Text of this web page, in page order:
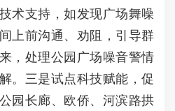
术支持，如发现广场舞噪
上前沟通、劝阻，引导群
，处理公园广场噪音警情
。三是试点科技赋能，促
园长廊、欧侨、河滨路拱